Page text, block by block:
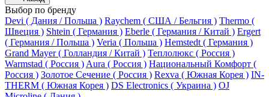
Выбор по бренду
Devi ( Дания / Польша ) Raychem ( США / Бельгия ) Thermo (
Швеция ) Shtein ( Германия ) Eberle ( Германия / Китай ) Ergert
( Германия / Польша ) Veria ( Польша ) Hemstedt ( Германия )
Grand Mayer ( Голландия / Китай ) Теплолюкс ( Россия )
Warmstad ( Россия ) Aura ( Россия ) Национальный Комфорт (
Россия ) Золотое Сечение ( Россия ) Rexva ( Южная Корея ) IN-
THERM ( Южная Корея ) DS Electronics ( Украина ) OJ